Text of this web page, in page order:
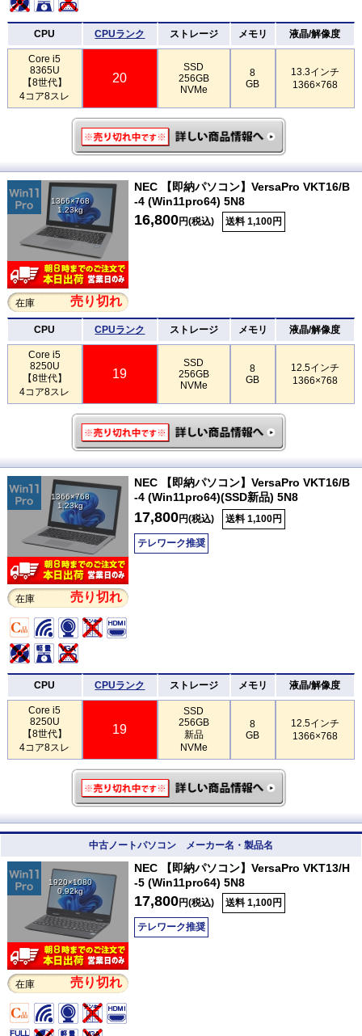
CPU CPUランク ストレージ メモリ 液晶/解像度
Core i5
8365U
【8世代】
4コア8スレ
20
SSD
256GB
NVMe
8
GB
13.3インチ
1366×768
1366×768
1.23kg
在庫 売り切れ
NEC 【即納パソコン】VersaPro VKT16/B
-4 (Win11pro64) 5N8
16,800円(税込) 送料 1,100円
CPU CPUランク ストレージ メモリ 液晶/解像度
Core i5
8250U
【8世代】
4コア8スレ
19
SSD
256GB
NVMe
8
GB
12.5インチ
1366×768
1366×768
1.23kg
在庫 売り切れ
NEC 【即納パソコン】VersaPro VKT16/B
-4 (Win11pro64)(SSD新品) 5N8
17,800円(税込) 送料 1,100円
テレワーク推奨
CPU CPUランク ストレージ メモリ 液晶/解像度
Core i5
8250U
【8世代】
4コア8スレ
19
SSD
256GB
新品
NVMe
8
GB
12.5インチ
1366×768
中古ノートパソコン メーカー名・製品名
1920×1080
0.92kg
在庫 売り切れ
NEC 【即納パソコン】VersaPro VKT13/H
-5 (Win11pro64) 5N8
17,800円(税込) 送料 1,100円
テレワーク推奨